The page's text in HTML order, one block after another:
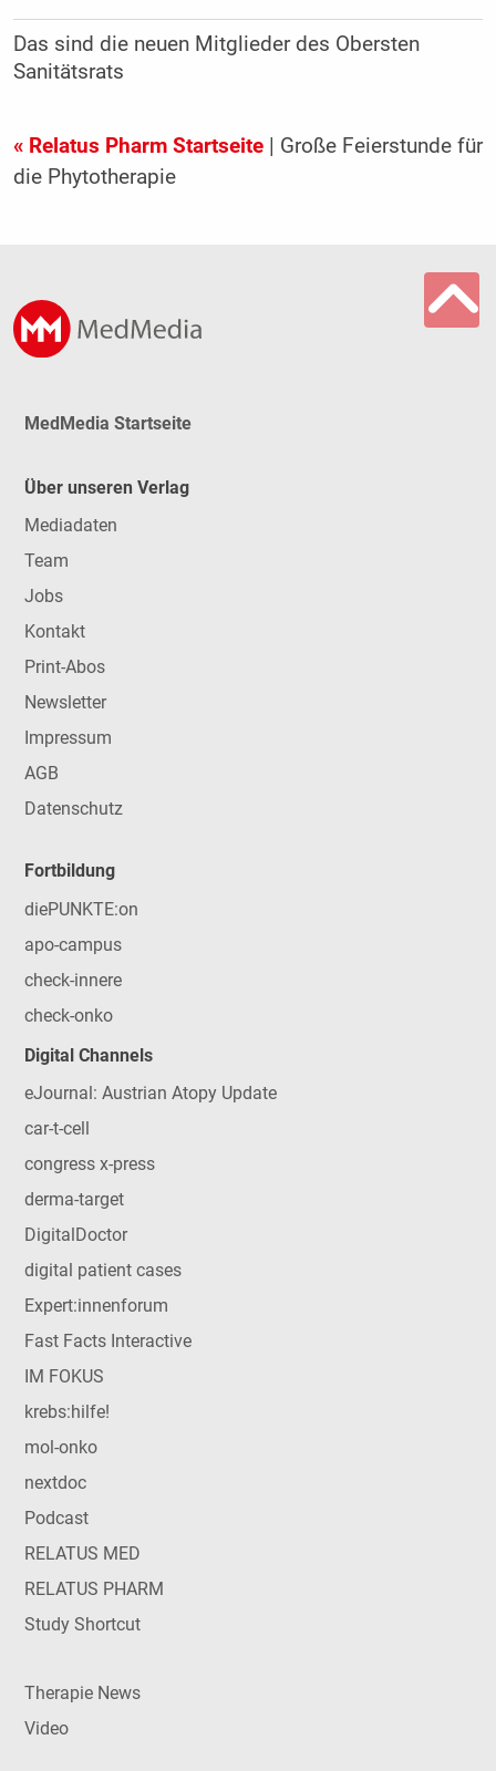
Das sind die neuen Mitglieder des Obersten
Sanitätsrats
« Relatus Pharm Startseite| Große Feierstunde für
die Phytotherapie
MedMedia Startseite
Über unseren Verlag
Mediadaten
Team
Jobs
Kontakt
Print-Abos
Newsletter
Impressum
AGB
Datenschutz
Fortbildung
diePUNKTE:on
apo-campus
check-innere
check-onko
Digital Channels
eJournal: Austrian Atopy Update
car-t-cell
congress x-press
derma-target
DigitalDoctor
digital patient cases
Expert:innenforum
Fast Facts Interactive
IM FOKUS
krebs:hilfe!
mol-onko
nextdoc
Podcast
RELATUS MED
RELATUS PHARM
Study Shortcut
Therapie News
Video